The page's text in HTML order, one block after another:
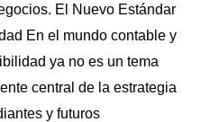
El Nuevo Estándar
En el mundo contable y
ya no es un tema
central de la estrategia
y futuros